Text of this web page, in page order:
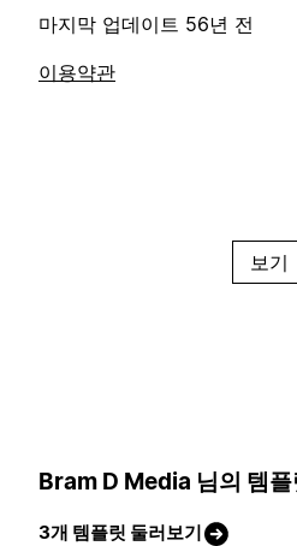
마지막 업데이트 56년 전
이용약관
보기
Bram D Media 님의 템플
3개 템플릿 둘러보기